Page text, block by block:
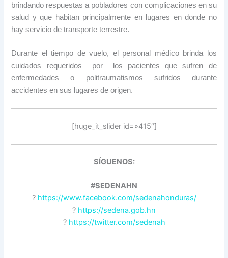
brindando respuestas a pobladores con complicaciones en su
salud y que habitan principalmente en lugares en donde no
hay servicio de transporte terrestre.
Durante el tiempo de vuelo, el personal médico brinda los
cuidados requeridos por los pacientes que sufren de
enfermedades o politraumatismos sufridos durante
accidentes en sus lugares de origen.
[huge_it_slider id=»415″]
SÍGUENOS:
#SEDENAHN
? https://www.facebook.com/sedenahonduras/
? https://sedena.gob.hn
? https://twitter.com/sedenah